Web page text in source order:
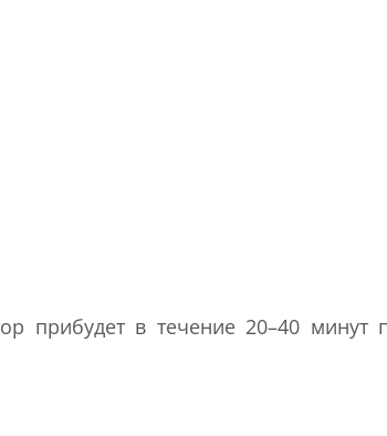
прибудет в течение 20–40 минут